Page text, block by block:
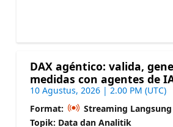
DAX agéntico: valida,
medidas con agentes de
10 Agustus, 2026 | 2.00 PM (UTC)
Format:
Streaming Langsung
Topik: Data dan Analitik